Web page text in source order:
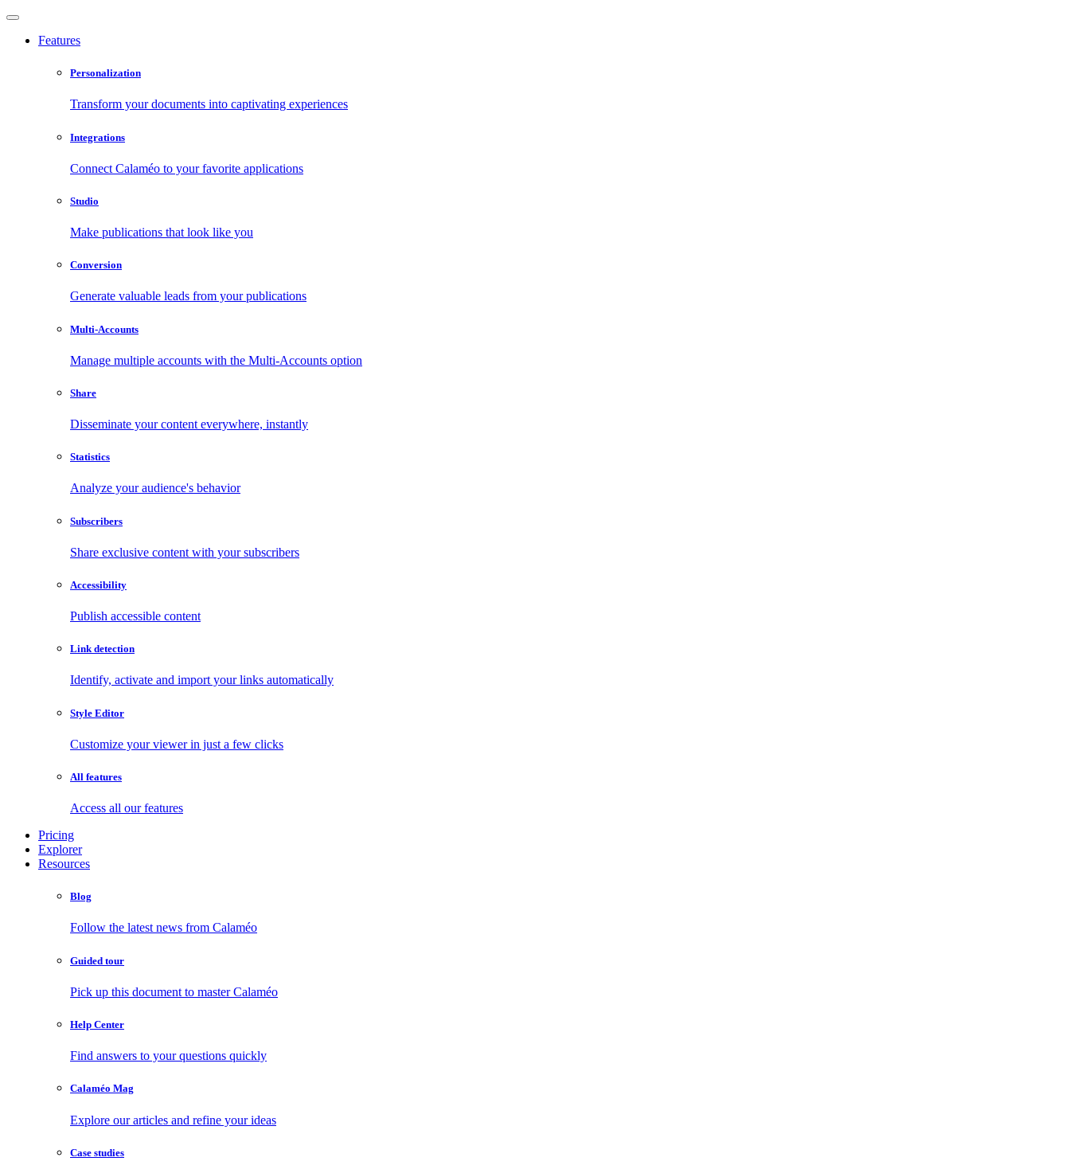
Features
Personalization
Transform your documents into captivating experiences
Integrations
Connect Calaméo to your favorite applications
Studio
Make publications that look like you
Conversion
Generate valuable leads from your publications
Multi-Accounts
Manage multiple accounts with the Multi-Accounts option
Share
Disseminate your content everywhere, instantly
Statistics
Analyze your audience's behavior
Subscribers
Share exclusive content with your subscribers
Accessibility
Publish accessible content
Link detection
Identify, activate and import your links automatically
Style Editor
Customize your viewer in just a few clicks
All features
Access all our features
Pricing
Explorer
Resources
Blog
Follow the latest news from Calaméo
Guided tour
Pick up this document to master Calaméo
Help Center
Find answers to your questions quickly
Calaméo Mag
Explore our articles and refine your ideas
Case studies